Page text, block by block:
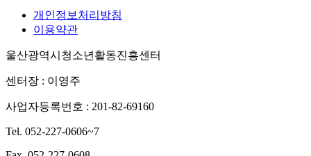
개인정보처리방침
이용약관
울산광역시청소년활동진흥센터
센터장 : 이영주
사업자등록번호 : 201-82-69160
Tel. 052-227-0606~7